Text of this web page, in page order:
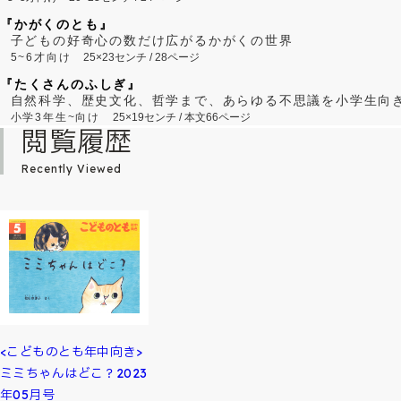
『かがくのとも』
子どもの好奇心の数だけ広がるかがくの世界
5~6才向け25×23センチ / 28ページ
『たくさんのふしぎ』
自然科学、歴史文化、哲学まで、あらゆる不思議を小学生向
小学3年生~向け 25×19センチ / 本文66ページ
閲覧履歴
Recently Viewed
<こどものとも年中向き>
ミミちゃんはどこ？2023
年05月号